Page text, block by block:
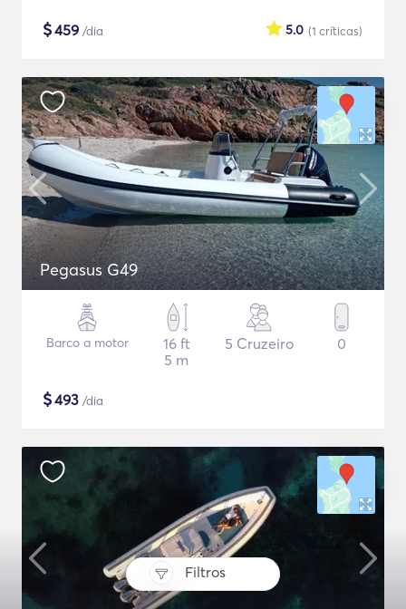
Filtros
$459 /dia (1 críticas)
5.0
Pegasus G49
Barco a motor
16 ft
5 m
5 Cruzeiro 0
$493 /dia